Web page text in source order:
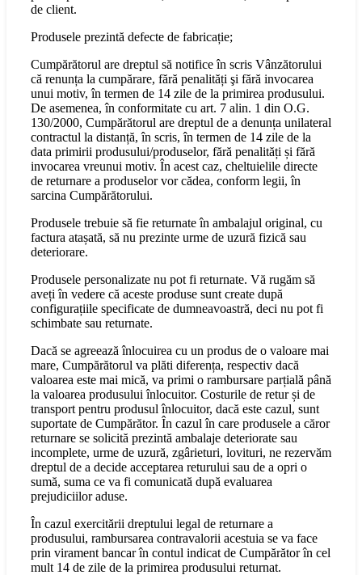
de client.
Produsele prezintă defecte de fabricație;
Cumpărătorul are dreptul să notifice în scris Vânzătorului
că renunța la cumpărare, fără penalități şi fără invocarea
unui motiv, în termen de 14 zile de la primirea produsului.
De asemenea, în conformitate cu art. 7 alin. 1 din O.G.
130/2000, Cumpărătorul are dreptul de a denunța unilateral
contractul la distanță, în scris, în termen de 14 zile de la
data primirii produsului/produselor, fără penalități și fără
invocarea vreunui motiv. În acest caz, cheltuielile directe
de returnare a produselor vor cădea, conform legii, în
sarcina Cumpărătorului.
Produsele trebuie să fie returnate în ambalajul original, cu
factura atașată, să nu prezinte urme de uzură fizică sau
deteriorare.
Produsele personalizate nu pot fi returnate. Vă rugăm să
aveți în vedere că aceste produse sunt create după
configurațiile specificate de dumneavoastră, deci nu pot fi
schimbate sau returnate.
Dacă se agreează înlocuirea cu un produs de o valoare mai
mare, Cumpărătorul va plăti diferența, respectiv dacă
valoarea este mai mică, va primi o rambursare parțială până
la valoarea produsului înlocuitor. Costurile de retur și de
transport pentru produsul înlocuitor, dacă este cazul, sunt
suportate de Cumpărător. În cazul în care produsele a căror
returnare se solicită prezintă ambalaje deteriorate sau
incomplete, urme de uzură, zgârieturi, lovituri, ne rezervăm
dreptul de a decide acceptarea returului sau de a opri o
sumă, suma ce va fi comunicată după evaluarea
prejudiciilor aduse.
În cazul exercitării dreptului legal de returnare a
produsului, rambursarea contravalorii acestuia se va face
prin virament bancar în contul indicat de Cumpărător în cel
mult 14 de zile de la primirea produsului returnat.